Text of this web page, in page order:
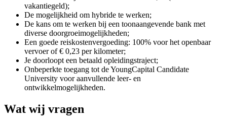
vakantiegeld);
De mogelijkheid om hybride te werken;
De kans om te werken bij een toonaangevende bank met
diverse doorgroeimogelijkheden;
Een goede reiskostenvergoeding: 100% voor het openbaar
vervoer of € 0,23 per kilometer;
Je doorloopt een betaald opleidingstraject;
Onbeperkte toegang tot de YoungCapital Candidate
University voor aanvullende leer- en
ontwikkelmogelijkheden.
Wat wij vragen